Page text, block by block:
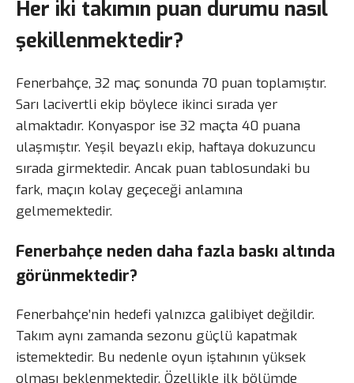
Her iki takımın puan durumu nasıl
şekillenmektedir?
Fenerbahçe, 32 maç sonunda 70 puan toplamıştır.
Sarı lacivertli ekip böylece ikinci sırada yer
almaktadır. Konyaspor ise 32 maçta 40 puana
ulaşmıştır. Yeşil beyazlı ekip, haftaya dokuzuncu
sırada girmektedir. Ancak puan tablosundaki bu
fark, maçın kolay geçeceği anlamına
gelmemektedir.
Fenerbahçe neden daha fazla baskı altında
görünmektedir?
Fenerbahçe’nin hedefi yalnızca galibiyet değildir.
Takım aynı zamanda sezonu güçlü kapatmak
istemektedir. Bu nedenle oyun iştahının yüksek
olması beklenmektedir. Özellikle ilk bölümde